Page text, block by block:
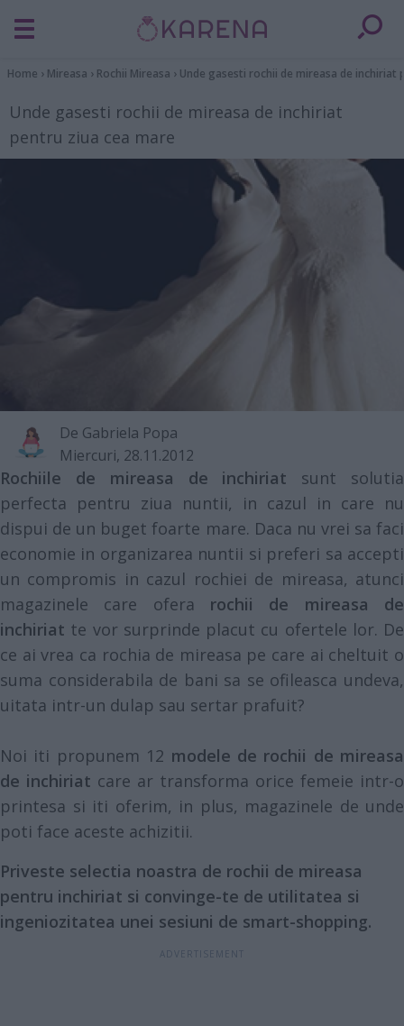
Home › Mireasa › Rochii Mireasa › Unde gasesti rochii de mireasa de inchiriat
Unde gasesti rochii de mireasa de inchiriat
pentru ziua cea mare
De Gabriela Popa
Miercuri, 28.11.2012
Rochiile de mireasa de inchiriat sunt solutia
perfecta pentru ziua nuntii, in cazul in care nu
dispui de un buget foarte mare. Daca nu vrei sa faci
economie in organizarea nuntii si preferi sa accepti
un compromis in cazul rochiei de mireasa, atunci
magazinele care ofera rochii de mireasa de
inchiriat te vor surprinde placut cu ofertele lor. De
ce ai vrea ca rochia de mireasa pe care ai cheltuit o
suma considerabila de bani sa se ofileasca undeva,
uitata intr-un dulap sau sertar prafuit?
Noi iti propunem 12 modele de rochii de mireasa
de inchiriat care ar transforma orice femeie intr-o
printesa si iti oferim, in plus, magazinele de unde
poti face aceste achizitii.
Priveste selectia noastra de rochii de mireasa
pentru inchiriat si convinge-te de utilitatea si
ingeniozitatea unei sesiuni de smart-shopping.